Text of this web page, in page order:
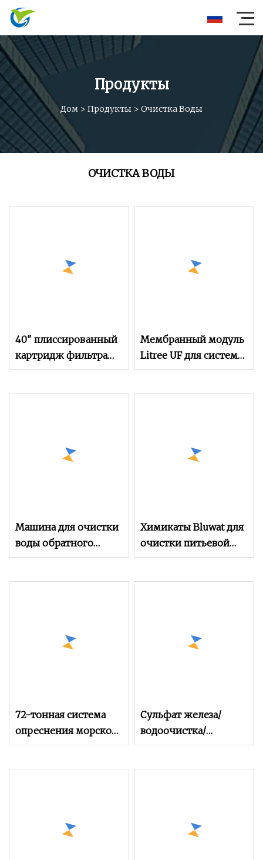
Продукты
Дом > Продукты > Очистка Воды
ОЧИСТКА ВОДЫ
40" плиссированный
картридж фильтра
для воды с высоким
Мембранный модуль
Litree UF для системы
водоочистки
Машина для очистки
воды обратного
осмоса
Химикаты Bluwat для
очистки питьевой
воды и сточных вод
72-тонная система
опреснения морской
воды RO, генератор
Сульфат железа/
водоочистка/
удобрения/кормовые